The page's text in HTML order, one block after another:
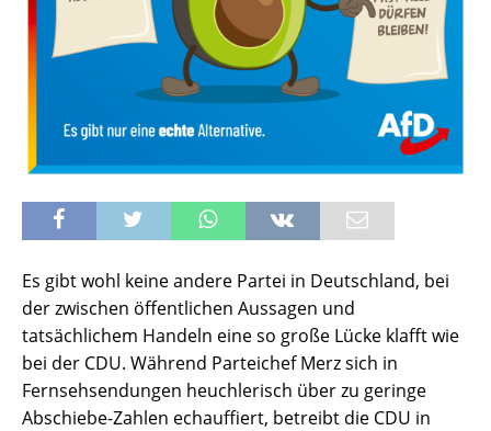
Es gibt wohl keine andere Partei in Deutschland, bei
der zwischen öffentlichen Aussagen und
tatsächlichem Handeln eine so große Lücke klafft wie
bei der CDU. Während Parteichef Merz sich in
Fernsehsendungen heuchlerisch über zu geringe
Abschiebe-Zahlen echauffiert, betreibt die CDU in